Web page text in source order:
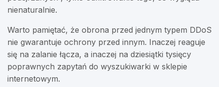
nienaturalnie.
Warto pamiętać, że obrona przed jednym typem DDoS
nie gwarantuje ochrony przed innym. Inaczej reaguje
się na zalanie łącza, a inaczej na dziesiątki tysięcy
poprawnych zapytań do wyszukiwarki w sklepie
internetowym.